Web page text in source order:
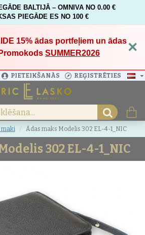
BALTIJĀ – OMNIVA NO 0.00 €
PIEGĀDE ES NO 100 €
15%ādas portfeļiem un ādas
SUMMER2026 ×
PIETEIKŠANĀS REĢISTRĒTIES
maki Ādas maks Modelis 302 EL-4-1_NIC
302 EL-4-1_NIC